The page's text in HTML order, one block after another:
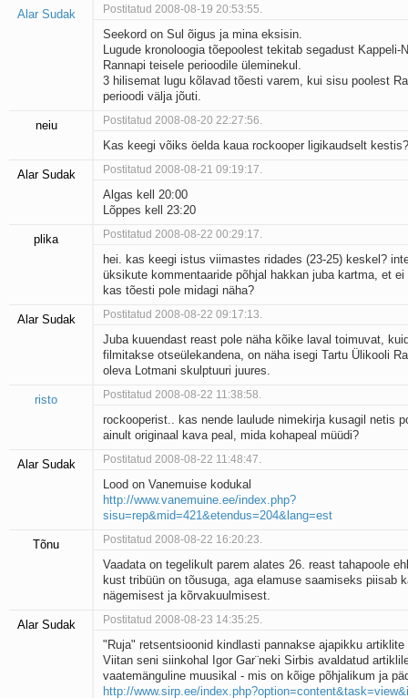
Alar Sudak Postitatud 2008-08-19 20:53:55.
Seekord on Sul õigus ja mina eksisin.
Lugude kronoloogia tõepoolest tekitab segadust Kappeli-
Rannapi teisele perioodile üleminekul.
3 hilisemat lugu kõlavad tõesti varem, kui sisu poolest
perioodi välja jõuti.
neiu Postitatud 2008-08-20 22:27:56.
Kas keegi võiks öelda kaua rockooper ligikaudselt kestis?
Alar Sudak Postitatud 2008-08-21 09:19:17.
Algas kell 20:00
Lõppes kell 23:20
plika Postitatud 2008-08-22 00:29:17.
hei. kas keegi istus viimastes ridades (23-25) keskel?
üksikute kommentaaride põhjal hakkan juba kartma, et
kas tõesti pole midagi näha?
Alar Sudak Postitatud 2008-08-22 09:17:13.
Juba kuuendast reast pole näha kõike laval toimuvat,
filmitakse otseülekandena, on näha isegi Tartu Ülikooli
oleva Lotmani skulptuuri juures.
risto Postitatud 2008-08-22 11:38:58.
rockooperist.. kas nende laulude nimekirja kusagil netis
ainult originaal kava peal, mida kohapeal müüdi?
Alar Sudak Postitatud 2008-08-22 11:48:47.
Lood on Vanemuise kodukal
http://www.vanemuine.ee/index.php?
sisu=rep&mid=421&etendus=204&lang=est
Tõnu Postitatud 2008-08-22 16:20:23.
Vaadata on tegelikult parem alates 26. reast tahapoole
kust tribüün on tõusuga, aga elamuse saamiseks piisab
nägemisest ja kõrvakuulmisest.
Alar Sudak Postitatud 2008-08-23 14:35:25.
"Ruja" retsentsioonid kindlasti pannakse ajapikku artiklite
Viitan seni siinkohal Igor Gar¨neki Sirbis avaldatud
vaatemänguline muusikal - mis on kõige põhjalikum ja
http://www.sirp.ee/